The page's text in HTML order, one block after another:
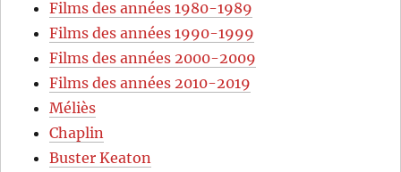
Films des années 1980-1989
Films des années 1990-1999
Films des années 2000-2009
Films des années 2010-2019
Méliès
Chaplin
Buster Keaton